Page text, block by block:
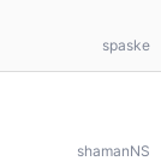
spaske
shamanNS